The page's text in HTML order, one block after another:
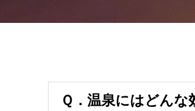
Ｑ．温泉にはどん